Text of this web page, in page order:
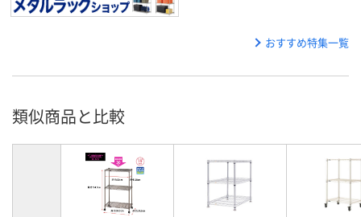
おすすめ特集一覧
類似商品と比較